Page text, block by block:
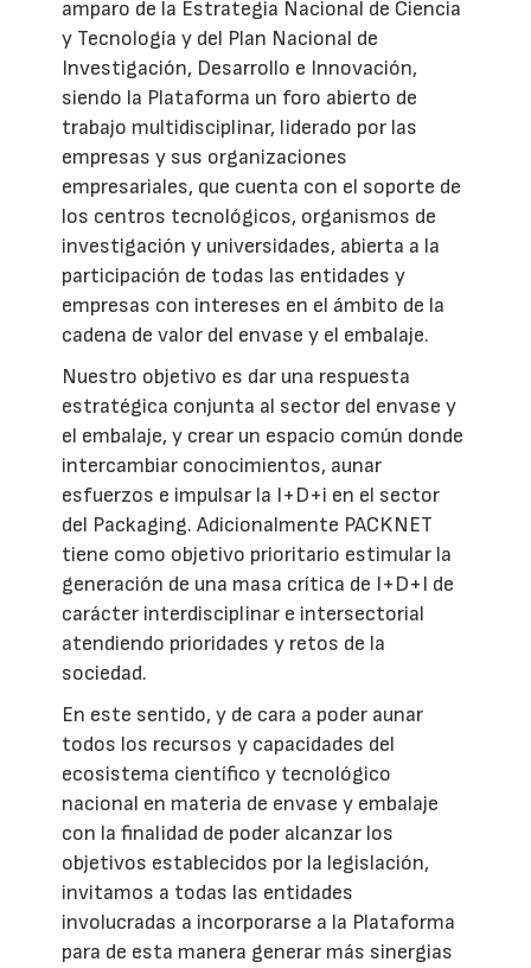
amparo de la Estrategia Nacional de Ciencia
y Tecnología y del Plan Nacional de
Investigación, Desarrollo e Innovación,
siendo la Plataforma un foro abierto de
trabajo multidisciplinar, liderado por las
empresas y sus organizaciones
empresariales, que cuenta con el soporte de
los centros tecnológicos, organismos de
investigación y universidades, abierta a la
participación de todas las entidades y
empresas con intereses en el ámbito de la
cadena de valor del envase y el embalaje.
Nuestro objetivo es dar una respuesta
estratégica conjunta al sector del envase y
el embalaje, y crear un espacio común donde
intercambiar conocimientos, aunar
esfuerzos e impulsar la I+D+i en el sector
del Packaging. Adicionalmente PACKNET
tiene como objetivo prioritario estimular la
generación de una masa crítica de I+D+I de
carácter interdisciplinar e intersectorial
atendiendo prioridades y retos de la
sociedad.
En este sentido, y de cara a poder aunar
todos los recursos y capacidades del
ecosistema científico y tecnológico
nacional en materia de envase y embalaje
con la finalidad de poder alcanzar los
objetivos establecidos por la legislación,
invitamos a todas las entidades
involucradas a incorporarse a la Plataforma
para de esta manera generar más sinergias